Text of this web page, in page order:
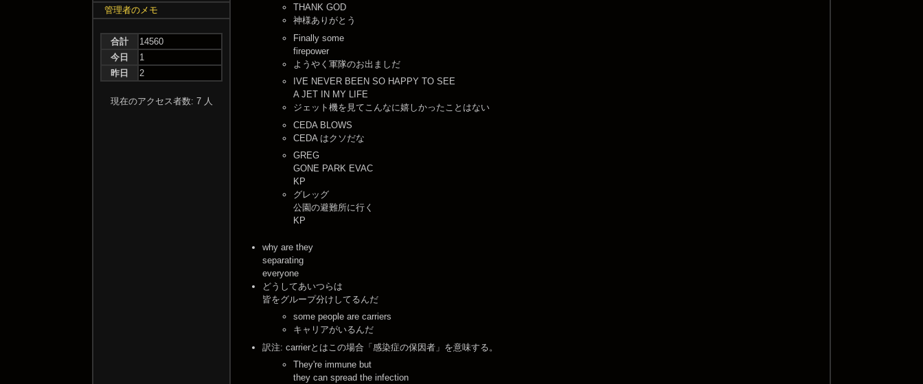
THANK GOD
神様ありがとう
Finally some
firepower
ようやく軍隊のお出ましだ
IVE NEVER BEEN SO HAPPY TO SEE
A JET IN MY LIFE
ジェット機を見てこんなに嬉しかったことはない
CEDA BLOWS
CEDA はクソだな
GREG
GONE PARK EVAC
KP
グレッグ
公園の避難所に行く
KP
why are they
separating
everyone
どうしてあいつらは
皆をグループ分けしてるんだ
some people are carriers
キャリアがいるんだ
訳注: carrierとはこの場合「感染症の保因者」を意味する。
They're immune but
they can spread the infection
管理者のメモ
合計
14560
今日
1
昨日
2
現在のアクセス者数: 7 人